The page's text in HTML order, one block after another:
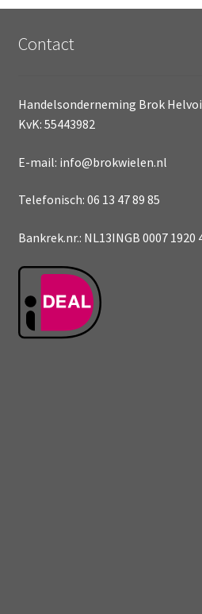
Contact
Handelsonderneming Brok
KvK: 55443982
E-mail: info@brokwielen.nl
Telefonisch: 06 13 47 89 85
Bankrek.nr.: NL13INGB 0007 1920